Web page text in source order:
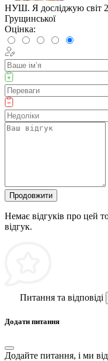
НУШ. Я досліджую світ 2
Грущинської
Оцінка:
Продовжити
Немає відгуків про цей
відгук.
Питання та відповіді
Додати питання
Додайте питання, і ми